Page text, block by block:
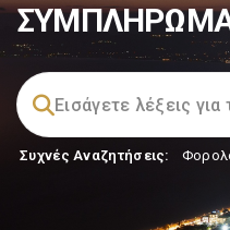
Συχνές Αναζητήσεις: